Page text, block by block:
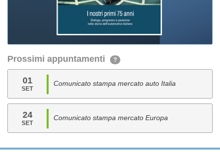
Prossimi appuntamenti ?
01
SET
Comunicato stampa mercato auto Italia
24
SET
Comunicato stampa mercato Europa